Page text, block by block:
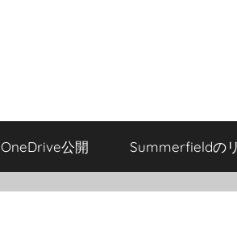
OneDrive公開 Summerfieldの